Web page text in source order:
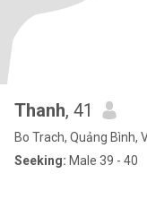
Thanh, 41
Bo Trach, Quảng Bình,
Seeking: Male 39 - 40